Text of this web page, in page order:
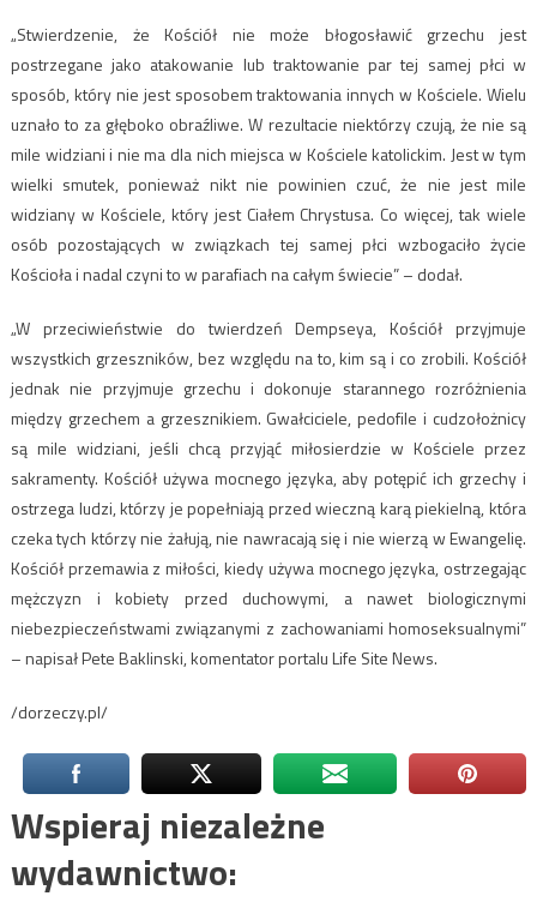
„Stwierdzenie, że Kościół nie może błogosławić grzechu jest
postrzegane jako atakowanie lub traktowanie par tej samej płci w
sposób, który nie jest sposobem traktowania innych w Kościele. Wielu
uznało to za głęboko obraźliwe. W rezultacie niektórzy czują, że nie są
mile widziani i nie ma dla nich miejsca w Kościele katolickim. Jest w tym
wielki smutek, ponieważ nikt nie powinien czuć, że nie jest mile
widziany w Kościele, który jest Ciałem Chrystusa. Co więcej, tak wiele
osób pozostających w związkach tej samej płci wzbogaciło życie
Kościoła i nadal czyni to w parafiach na całym świecie” – dodał.
„W przeciwieństwie do twierdzeń Dempseya, Kościół przyjmuje
wszystkich grzeszników, bez względu na to, kim są i co zrobili. Kościół
jednak nie przyjmuje grzechu i dokonuje starannego rozróżnienia
między grzechem a grzesznikiem. Gwałciciele, pedofile i cudzołożnicy
są mile widziani, jeśli chcą przyjąć miłosierdzie w Kościele przez
sakramenty. Kościół używa mocnego języka, aby potępić ich grzechy i
ostrzega ludzi, którzy je popełniają przed wieczną karą piekielną, która
czeka tych którzy nie żałują, nie nawracają się i nie wierzą w Ewangelię.
Kościół przemawia z miłości, kiedy używa mocnego języka, ostrzegając
mężczyzn i kobiety przed duchowymi, a nawet biologicznymi
niebezpieczeństwami związanymi z zachowaniami homoseksualnymi”
– napisał Pete Baklinski, komentator portalu Life Site News.
/dorzeczy.pl/
Wspieraj niezależne
wydawnictwo: